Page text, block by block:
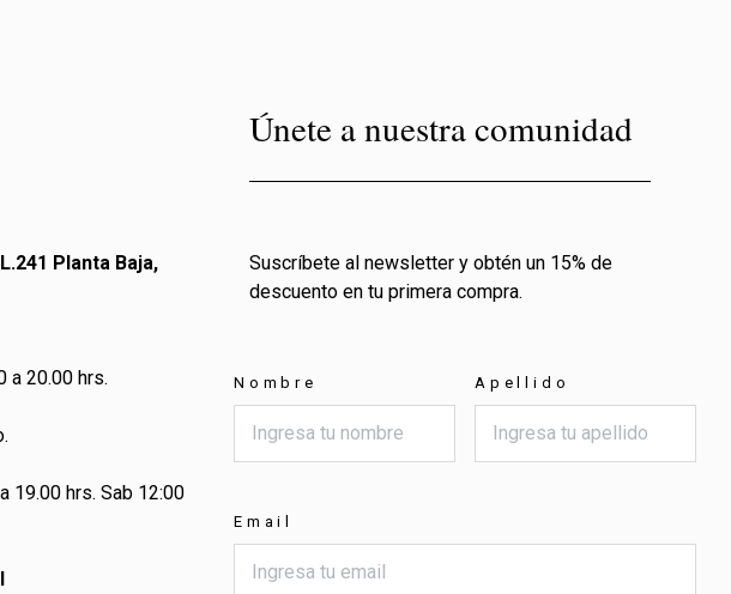
Planta Baja,
a 20.00 hrs.
19.00 hrs. Sab 12:00
Únete a nuestra comunidad
Suscríbete al newsletter y obtén un 15% de
descuento en tu primera compra.
Nombre Apellido
Email